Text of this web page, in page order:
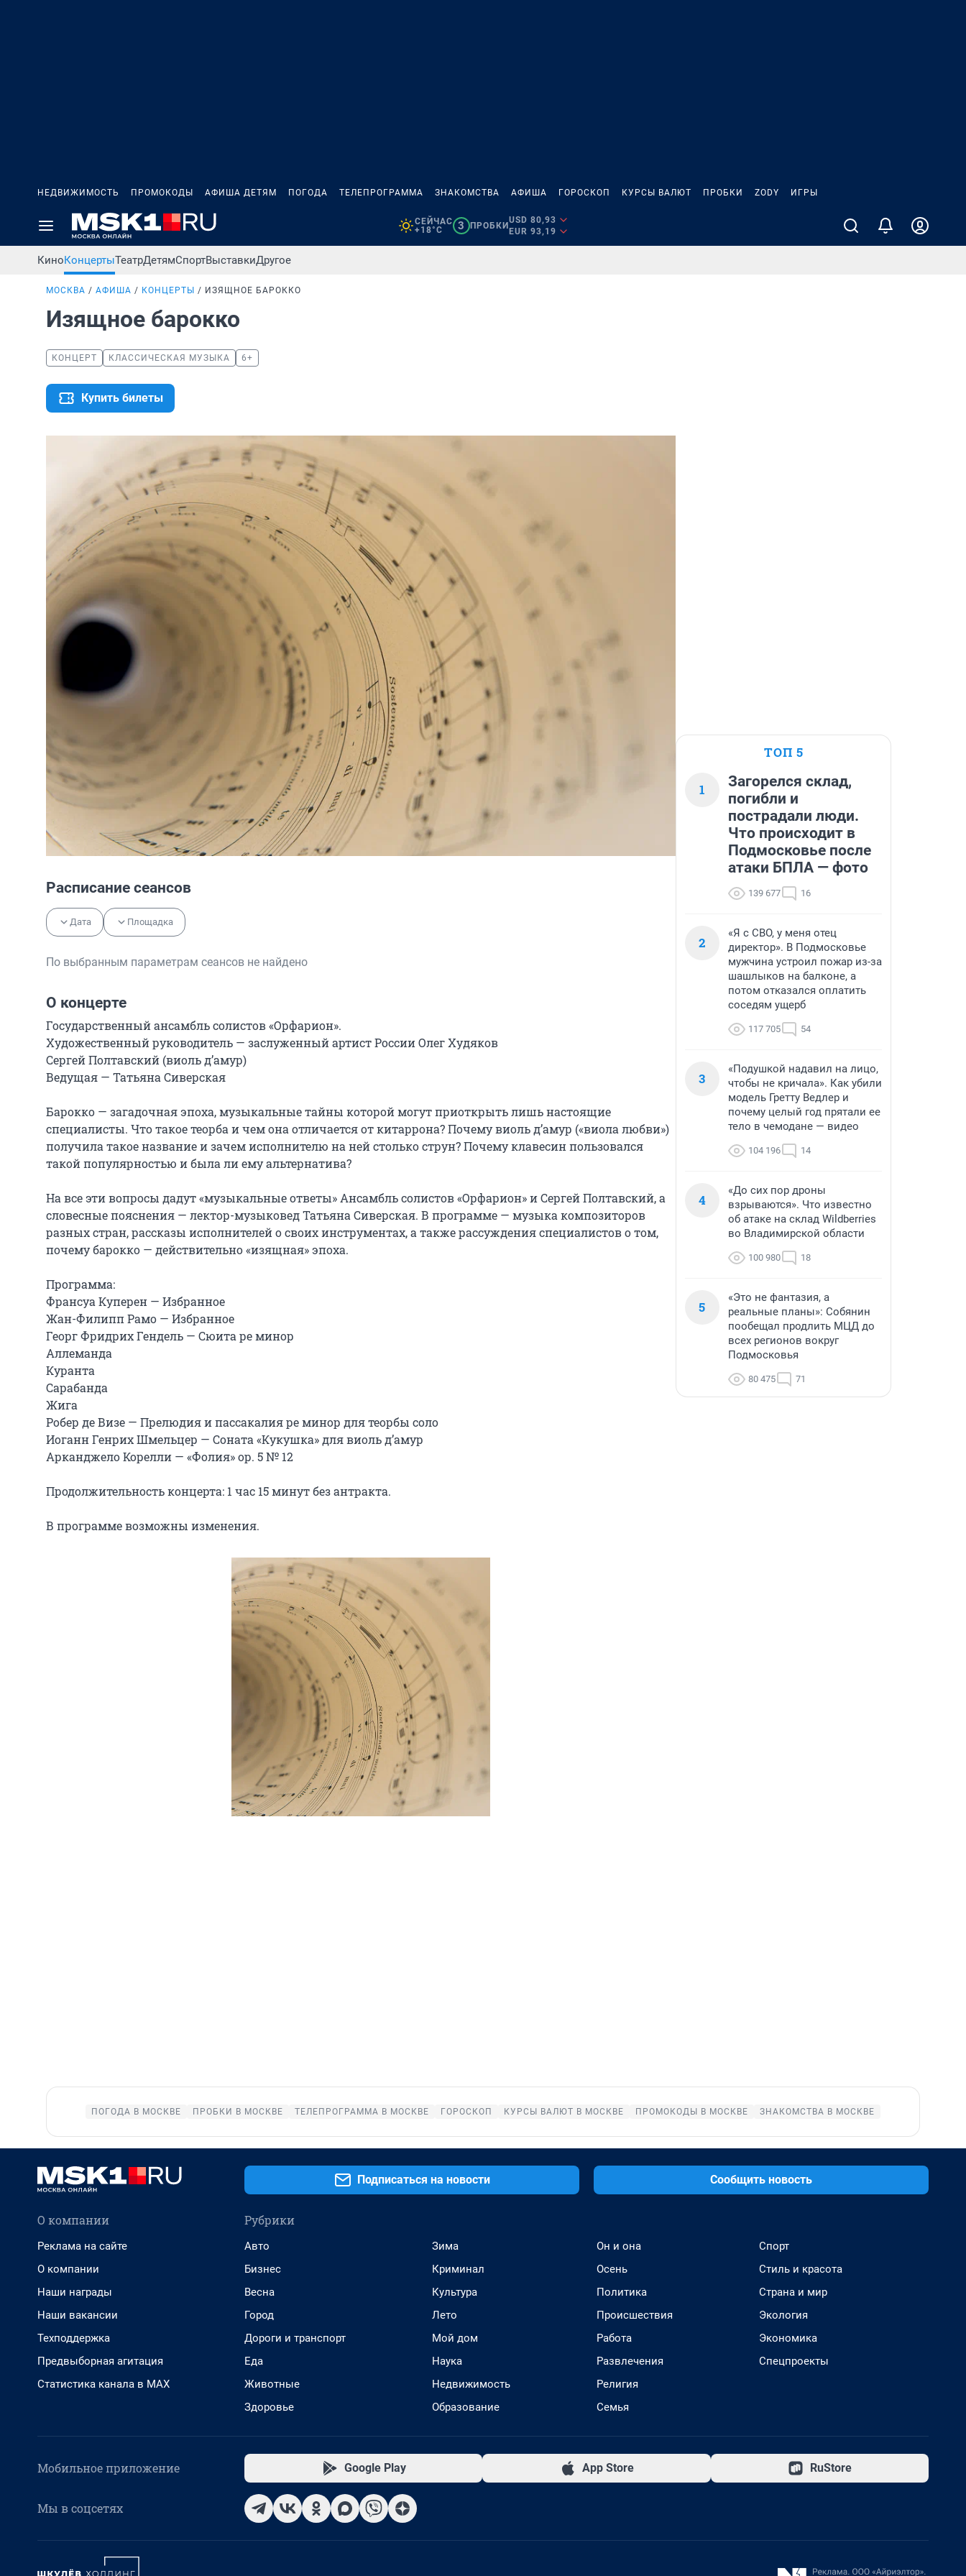
НЕДВИЖИМОСТЬ ПРОМОКОДЫ АФИША ДЕТЯМ ПОГОДА ТЕЛЕПРОГРАММА ЗНАКОМСТВА АФИША ГОРОСКОП КУРСЫ ВАЛЮТ ПРОБКИ ZODY ИГРЫ
СЕЙЧАС
+18°C
3 ПРОБКИ
USD 80,93
EUR 93,19
КиноКонцертыТеатрДетямСпортВыставкиДругое
МОСКВА АФИША КОНЦЕРТЫ ИЗЯЩНОЕ БАРОККО
Изящное барокко
КОНЦЕРТ КЛАССИЧЕСКАЯ МУЗЫКА 6+
Купить билеты
Расписание сеансов
Дата Площадка
По выбранным параметрам сеансов не найдено
О концерте
Государственный ансамбль солистов «Орфарион».
Художественный руководитель — заслуженный артист России Олег Худяков
Сергей Полтавский (виоль д’амур)
Ведущая — Татьяна Сиверская
Барокко — загадочная эпоха, музыкальные тайны которой могут приоткрыть лишь настоящие
специалисты. Что такое теорба и чем она отличается от китаррона? Почему виоль д’амур («виола любви»)
получила такое название и зачем исполнителю на ней столько струн? Почему клавесин пользовался
такой популярностью и была ли ему альтернатива?
На все эти вопросы дадут «музыкальные ответы» Ансамбль солистов «Орфарион» и Сергей Полтавский, а
словесные пояснения — лектор-музыковед Татьяна Сиверская. В программе — музыка композиторов
разных стран, рассказы исполнителей о своих инструментах, а также рассуждения специалистов о том,
почему барокко — действительно «изящная» эпоха.
Программа:
Франсуа Куперен — Избранное
Жан-Филипп Рамо — Избранное
Георг Фридрих Гендель — Сюита ре минор
Аллеманда
Куранта
Сарабанда
Жига
Робер де Визе — Прелюдия и пассакалия ре минор для теорбы соло
Иоганн Генрих Шмельцер — Соната «Кукушка» для виоль д’амур
Арканджело Корелли — «Фолия» ор. 5 № 12
Продолжительность концерта: 1 час 15 минут без антракта.
В программе возможны изменения.
ТОП 5
1
Загорелся склад,
погибли и
пострадали люди.
Что происходит в
Подмосковье после
атаки БПЛА — фото
139 677 16
2
«Я с СВО, у меня отец
директор». В Подмосковье
мужчина устроил пожар из-за
шашлыков на балконе, а
потом отказался оплатить
соседям ущерб
117 705 54
3
«Подушкой надавил на лицо,
чтобы не кричала». Как убили
модель Гретту Ведлер и
почему целый год прятали ее
тело в чемодане — видео
104 196 14
4
«До сих пор дроны
взрываются». Что известно
об атаке на склад Wildberries
во Владимирской области
100 980 18
5
«Это не фантазия, а
реальные планы»: Собянин
пообещал продлить МЦД до
всех регионов вокруг
Подмосковья
80 475 71
ПОГОДА В МОСКВЕ ПРОБКИ В МОСКВЕ ТЕЛЕПРОГРАММА В МОСКВЕ ГОРОСКОП КУРСЫ ВАЛЮТ В МОСКВЕ ПРОМОКОДЫ В МОСКВЕ ЗНАКОМСТВА В МОСКВЕ
Подписаться на новости Сообщить новость
О компании
Реклама на сайте
О компании
Наши награды
Наши вакансии
Техподдержка
Предвыборная агитация
Статистика канала в MAX
Рубрики
Авто
Бизнес
Весна
Город
Дороги и транспорт
Еда
Животные
Здоровье
Зима
Криминал
Культура
Лето
Мой дом
Наука
Недвижимость
Образование
Он и она
Осень
Политика
Происшествия
Работа
Развлечения
Религия
Семья
Спорт
Стиль и красота
Страна и мир
Экология
Экономика
Спецпроекты
Мобильное приложение Google Play App Store RuStore
Мы в соцсетях